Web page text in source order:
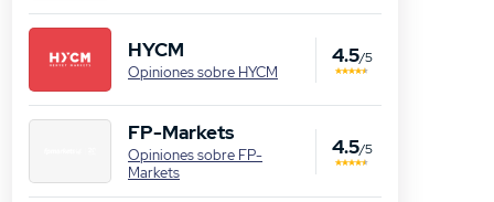
HYCM
Opiniones sobre HYCM
4.5/5
FP-Markets
Opiniones sobre FP-
Markets
4.5/5